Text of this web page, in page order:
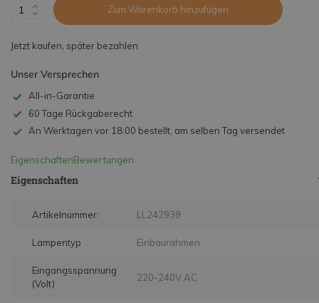
Zum Warenkorb hinzufügen
Jetzt kaufen, später bezahlen
Unser Versprechen
All-in-Garantie
60 Tage Rückgaberecht
An Werktagen vor 18:00 bestellt, am selben Tag versendet
EigenschaftenBewertungen
Eigenschaften
Artikelnummer: LL242939
Lampentyp Einbaurahmen
Eingangsspannung
(Volt)
220-240V AC